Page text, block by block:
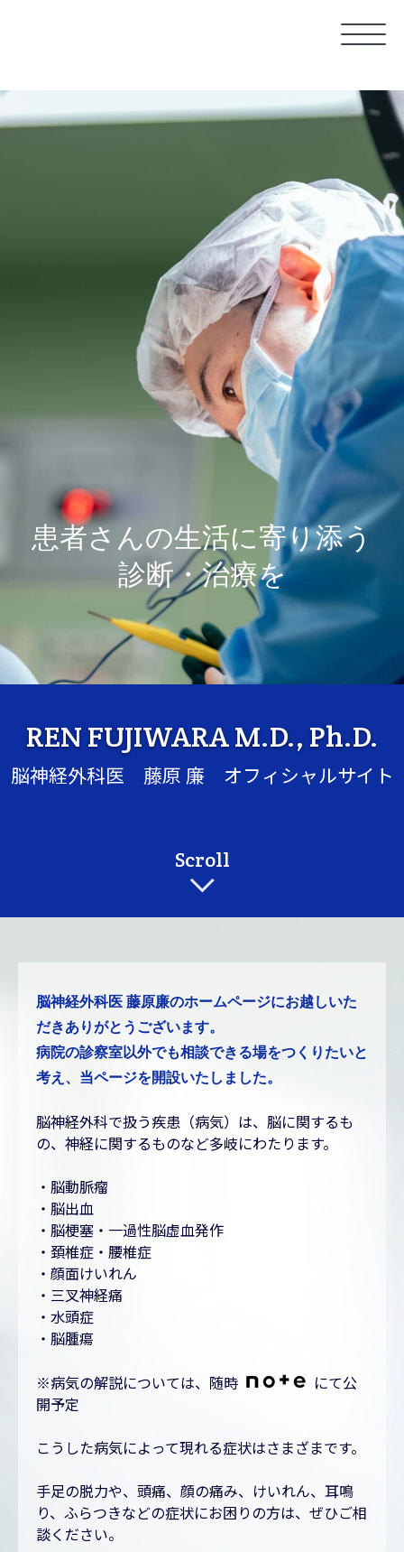
患者さんの生活に寄り添う
診断・治療を
REN FUJIWARA M.D., Ph.D.
脳神経外科医 藤原 廉 オフィシャルサイト
Scroll
脳神経外科医 藤原廉のホームページにお越しいた
だきありがとうございます。
病院の診察室以外でも相談できる場をつくりたいと
考え、当ページを開設いたしました。
脳神経外科で扱う疾患（病気）は、脳に関するも
の、神経に関するものなど多岐にわたります。
・脳動脈瘤
・脳出血
・脳梗塞・一過性脳虚血発作
・頚椎症・腰椎症
・顔面けいれん
・三叉神経痛
・水頭症
・脳腫瘍
※病気の解説については、随時
にて公
開予定
こうした病気によって現れる症状はさまざまです。
手足の脱力や、頭痛、顔の痛み、けいれん、耳鳴
り、ふらつきなどの症状にお困りの方は、ぜひご相
談ください。